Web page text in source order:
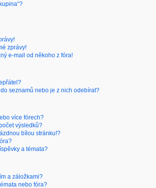
zprávy!
e-mail od někoho z fóra!
seznamů nebo je z nich odebírat?
více fórech?
výsledků?
bílou stránku!?
a témata?
a záložkami?
nebo fóra?